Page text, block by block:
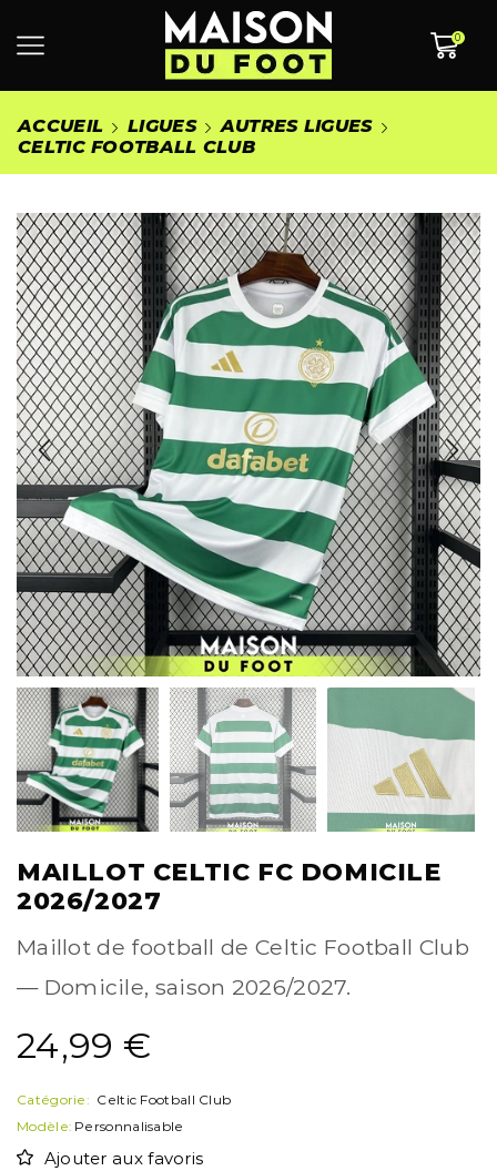
0
ACCUEIL LIGUES
AUTRES LIGUES
CELTIC FOOTBALL CLUB
MAILLOT CELTIC FC DOMICILE
2026/2027
Maillot de football de Celtic Football Club
— Domicile, saison 2026/2027.
24,99 €
Catégorie: Celtic Football Club
Modèle: Personnalisable
Ajouter aux favoris